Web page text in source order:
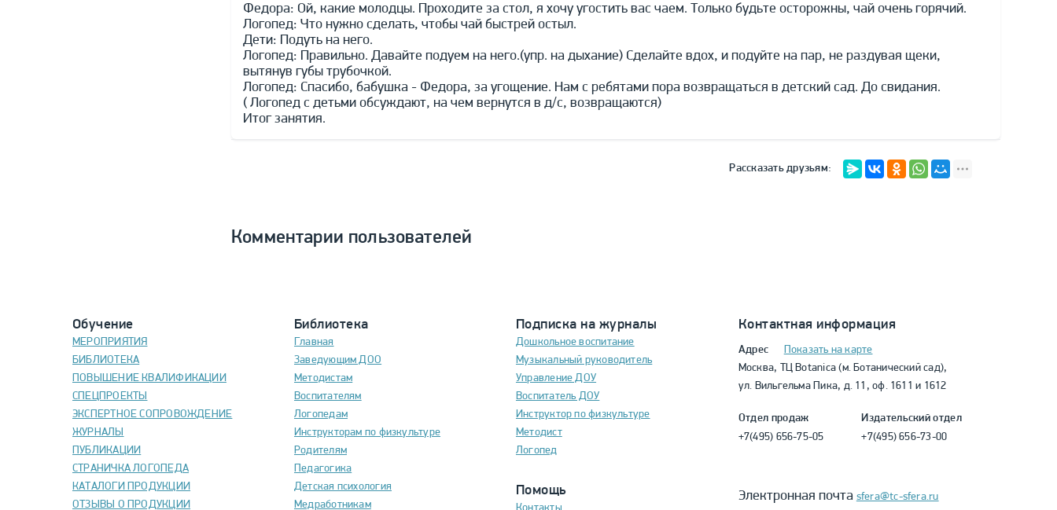
Федора: Ой, какие молодцы. Проходите за стол, я хочу угостить вас чаем. Только будьте осторожны, чай очень горячий.
Логопед: Что нужно сделать, чтобы чай быстрей остыл.
Дети: Подуть на него.
Логопед: Правильно. Давайте подуем на него.(упр. на дыхание) Сделайте вдох, и подуйте на пар, не раздувая щеки,
вытянув губы трубочкой.
Логопед: Спасибо, бабушка - Федора, за угощение. Нам с ребятами пора возвращаться в детский сад. До свидания.
( Логопед с детьми обсуждают, на чем вернутся в д/с, возвращаются)
Итог занятия.
Рассказать друзьям:
Комментарии пользователей
Обучение
МЕРОПРИЯТИЯ
БИБЛИОТЕКА
ПОВЫШЕНИЕ КВАЛИФИКАЦИИ
СПЕЦПРОЕКТЫ
ЭКСПЕРТНОЕ СОПРОВОЖДЕНИЕ
ЖУРНАЛЫ
ПУБЛИКАЦИИ
СТРАНИЧКА ЛОГОПЕДА
КАТАЛОГИ ПРОДУКЦИИ
ОТЗЫВЫ О ПРОДУКЦИИ
Библиотека
Главная
Заведующим ДОО
Методистам
Воспитателям
Логопедам
Инструкторам по физкультуре
Родителям
Педагогика
Детская психология
Медработникам
Подписка на журналы
Дошкольное воспитание
Музыкальный руководитель
Управление ДОУ
Воспитатель ДОУ
Инструктор по физкультуре
Методист
Логопед
Помощь
Контактная информация
Адрес
Показать на карте
Москва, ТЦ Botanica (м. Ботанический сад),
ул. Вильгельма Пика, д. 11, оф. 1611 и 1612
Отдел продаж
+7(495) 656-75-05
Издательский отдел
+7(495) 656-73-00
Электронная почта sfera@tc-sfera.ru